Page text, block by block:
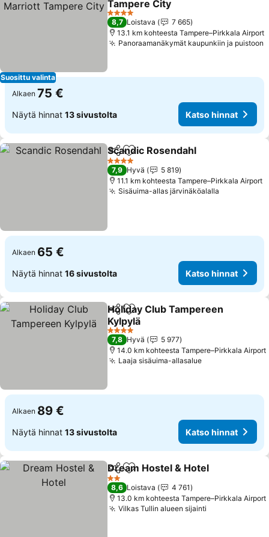
Suosittu valinta
Tampere City
Katso hinnat
4 Tähtiluokitus
8,7 Loistava
7 665
13.1 km kohteesta Tampere–Pirkkala Airport
Panoraamanäkymät kaupunkiin ja puistoon
Alkaen 75 €
Näytä hinnat 13 sivustolta Katso hinnat
Jaa Lisää suosikkeihin
Scandic Rosendahl
4 Tähtiluokitus
7,9 Hyvä
5 819
11.1 km kohteesta Tampere–Pirkkala Airport
Sisäuima-allas järvinäköalalla
Alkaen 65 €
Näytä hinnat 16 sivustolta Katso hinnat
Jaa Lisää suosikkeihin
Holiday Club Tampereen
Kylpylä
Katso hinnat
4 Tähtiluokitus
7,8 Hyvä
5 977
14.0 km kohteesta Tampere–Pirkkala Airport
Laaja sisäuima-allasalueKatso hinnat
Alkaen 89 €
Näytä hinnat 13 sivustolta Katso hinnat
Jaa Lisää suosikkeihin
Dream Hostel & Hotel
2 Tähtiluokitus
8,6 Loistava
4 761
13.0 km kohteesta Tampere–Pirkkala Airport
Vilkas Tullin alueen sijainti